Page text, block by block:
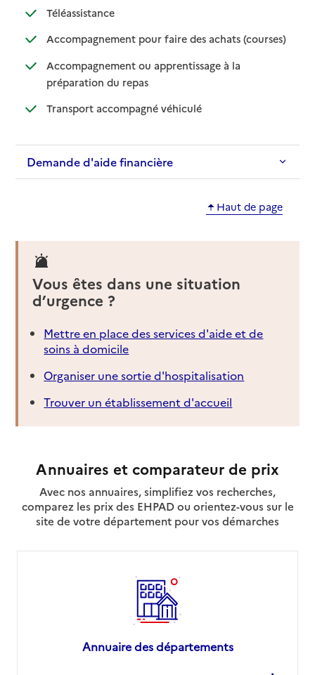
Téléassistance: disponible
: non disponible
Accompagnement pour faire des achats (courses)
:
: non
Accompagnement ou apprentissage à la
préparation du repas: disponible
: non disponible
Transport accompagné véhiculé: disponible
: non disponible
Demande d'aide financière
Haut de page
Vous êtes dans une situation
d’urgence ?
Mettre en place des services d'aide et de
soins à domicile
Organiser une sortie d'hospitalisation
Trouver un établissement d'accueil
Annuaires et comparateur de prix
Avec nos annuaires, simplifiez vos recherches,
comparez les prix des EHPAD ou orientez-vous sur le
site de votre département pour vos démarches
Annuaire des départements